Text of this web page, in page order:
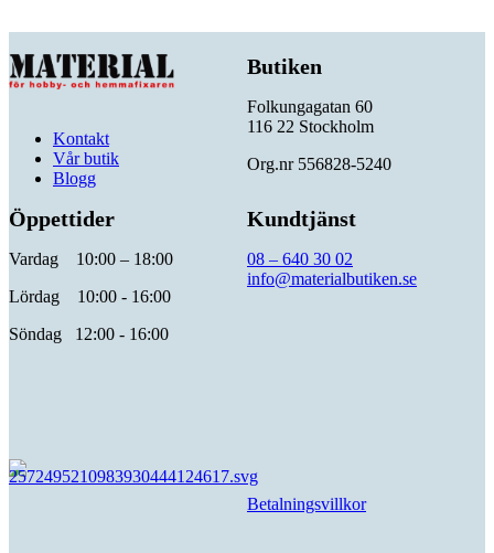
Kontakt
Vår butik
Blogg
Butiken
Folkungagatan 60
116 22 Stockholm
Org.nr 556828-5240
Öppettider
Vardag 10:00 – 18:00
Lördag 10:00 - 16:00
Söndag 12:00 - 16:00
Kundtjänst
08 – 640 30 02
info@materialbutiken.se
Betalningsvillkor